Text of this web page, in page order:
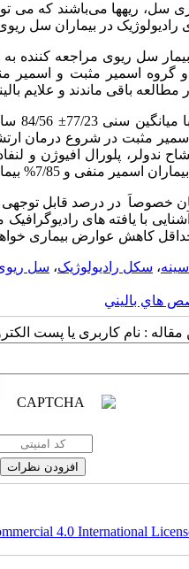
سل، ریه­ها میباشند که می
رادیولوژیک در بیماران سل
در این مطالعه مقطعی- تحلیلی، 63 بیمار
شدند. در دو گروه اسمیر
مثبت در شروع درمان
ندولر، پلورال افیوژن و
خصوصاَ در درصد قابل توجهی
آشنایی با یافته های
حداقل کاهش عوارض بیماری
، سکل رادیولوژیک، سل
هاي باليني
مقاله : نام کاربری یا پست
4.0 International